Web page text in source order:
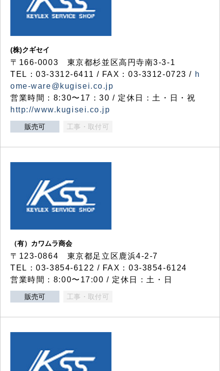
(株)クギセイ
〒166-0003 東京都杉並区高円寺南3-3-1
TEL：03-3312-6411 / FAX：03-3312-0723 / h
ome-ware@kugisei.co.jp
営業時間：8:30〜17：30 / 定休日：土・日・祝
http://www.kugisei.co.jp
販売可 工事・取付可
（有）カワムラ商会
〒123-0864 東京都足立区鹿浜4-2-7
TEL：03-3854-6122 / FAX：03-3854-6124
営業時間：8:00〜17:00 / 定休日：土・日
販売可 工事・取付可